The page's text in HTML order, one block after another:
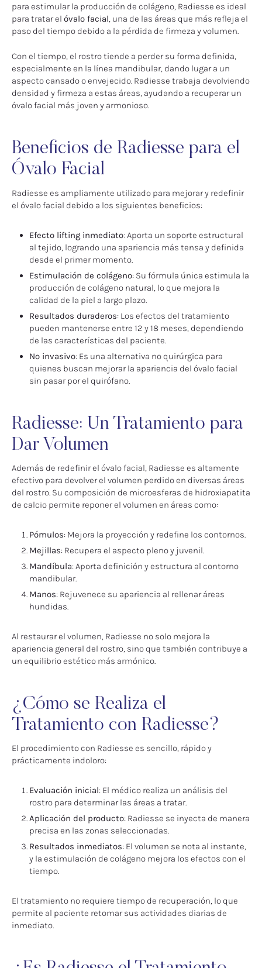
para estimular la producción de colágeno, Radiesse es ideal
para tratar el óvalo facial, una de las áreas que más refleja el
paso del tiempo debido a la pérdida de firmeza y volumen.
Con el tiempo, el rostro tiende a perder su forma definida,
especialmente en la línea mandibular, dando lugar a un
aspecto cansado o envejecido. Radiesse trabaja devolviendo
densidad y firmeza a estas áreas, ayudando a recuperar un
óvalo facial más joven y armonioso.
Beneficios de Radiesse para el
Óvalo Facial
Radiesse es ampliamente utilizado para mejorar y redefinir
el óvalo facial debido a los siguientes beneficios:
Efecto lifting inmediato: Aporta un soporte estructural
al tejido, logrando una apariencia más tensa y definida
desde el primer momento.
Estimulación de colágeno: Su fórmula única estimula la
producción de colágeno natural, lo que mejora la
calidad de la piel a largo plazo.
Resultados duraderos: Los efectos del tratamiento
pueden mantenerse entre 12 y 18 meses, dependiendo
de las características del paciente.
No invasivo: Es una alternativa no quirúrgica para
quienes buscan mejorar la apariencia del óvalo facial
sin pasar por el quirófano.
Radiesse: Un Tratamiento para
Dar Volumen
Además de redefinir el óvalo facial, Radiesse es altamente
efectivo para devolver el volumen perdido en diversas áreas
del rostro. Su composición de microesferas de hidroxiapatita
de calcio permite reponer el volumen en áreas como:
Pómulos: Mejora la proyección y redefine los contornos.
Mejillas: Recupera el aspecto pleno y juvenil.
Mandíbula: Aporta definición y estructura al contorno
mandibular.
Manos: Rejuvenece su apariencia al rellenar áreas
hundidas.
Al restaurar el volumen, Radiesse no solo mejora la
apariencia general del rostro, sino que también contribuye a
un equilibrio estético más armónico.
¿Cómo se Realiza el
Tratamiento con Radiesse?
El procedimiento con Radiesse es sencillo, rápido y
prácticamente indoloro:
Evaluación inicial: El médico realiza un análisis del
rostro para determinar las áreas a tratar.
Aplicación del producto: Radiesse se inyecta de manera
precisa en las zonas seleccionadas.
Resultados inmediatos: El volumen se nota al instante,
y la estimulación de colágeno mejora los efectos con el
tiempo.
El tratamiento no requiere tiempo de recuperación, lo que
permite al paciente retomar sus actividades diarias de
inmediato.